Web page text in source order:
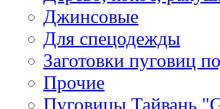
Джинсовые
Для спецодежды
Заготовки пуговиц
Прочие
Пуговицы Тайвань